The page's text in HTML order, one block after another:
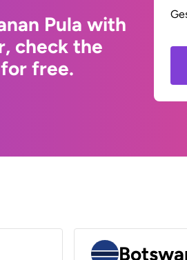
Pula with
check the
free.